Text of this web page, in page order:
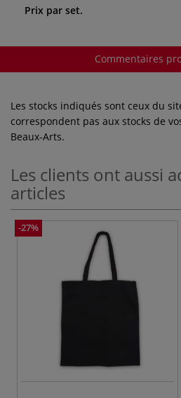
Prix par set.
Commentaires
Les stocks indiqués sont ceux du
correspondent pas aux stocks de
Beaux-Arts.
Les clients ont aussi
articles
-27%